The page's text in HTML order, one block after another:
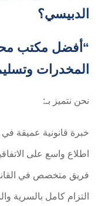
الدبيسي؟
“أفضل مكتب
المخدرات
نحن نتميز بـ:
خبرة قانونية عميقة
اطلاع واسع على
فريق متخصص في
التزام كامل بالسرية